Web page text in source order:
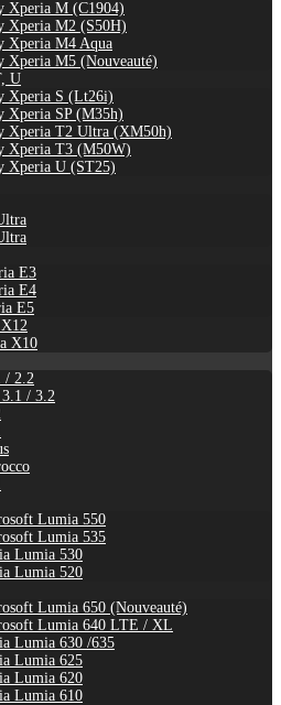
Xperia M (C1904)
Xperia M2 (S50H)
Xperia M4 Aqua
Xperia M5 (Nouveauté)
U
Xperia S (Lt26i)
Xperia SP (M35h)
Xperia T2 Ultra (XM50h)
Xperia T3 (M50W)
Xperia U (ST25)
E3
E4
E5
X10
/ 2.2
/ 3.2
Lumia 550
Lumia 535
Lumia 530
Lumia 520
Lumia 650 (Nouveauté)
Lumia 640 LTE / XL
Lumia 630 /635
Lumia 625
Lumia 620
Lumia 610